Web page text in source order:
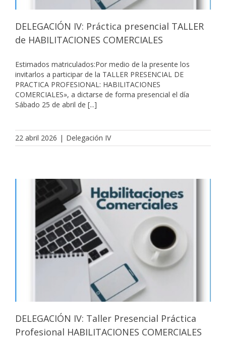
DELEGACIÓN IV: Práctica presencial TALLER
de HABILITACIONES COMERCIALES
Estimados matriculados:Por medio de la presente los
invitarlos a participar de la TALLER PRESENCIAL DE
PRACTICA PROFESIONAL: HABILITACIONES
COMERCIALES», a dictarse de forma presencial el día
Sábado 25 de abril de [...]
22 abril 2026 | Delegación IV
DELEGACIÓN IV: Taller Presencial Práctica
Profesional HABILITACIONES COMERCIALES